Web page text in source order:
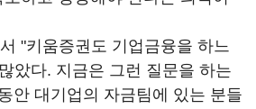
"키움증권도 기업금융을 하느
았다. 지금은 그런 질문을 하는
안 대기업의 자금팀에 있는 분들